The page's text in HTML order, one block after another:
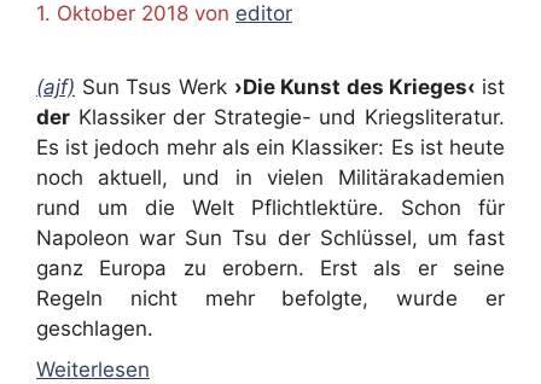
1. Oktober 2018 von editor
(ajf) Sun Tsus Werk ›Die Kunst des Krieges‹ ist
der Klassiker der Strategie- und Kriegsliteratur.
Es ist jedoch mehr als ein Klassiker: Es ist heute
noch aktuell, und in vielen Militärakademien
rund um die Welt Pflichtlektüre. Schon für
Napoleon war Sun Tsu der Schlüssel, um fast
ganz Europa zu erobern. Erst als er seine
Regeln nicht mehr befolgte, wurde er
geschlagen.
Weiterlesen